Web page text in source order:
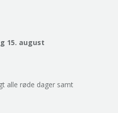
15. august
alle røde dager samt